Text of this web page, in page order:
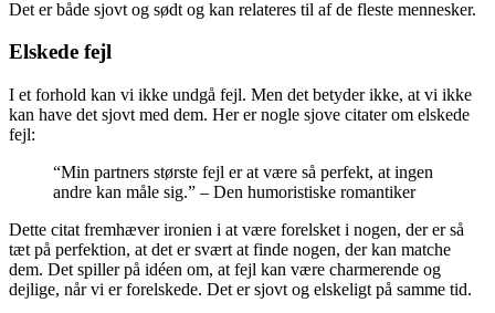
Det er både sjovt og sødt og kan relateres til af de fleste mennesker.
Elskede fejl
I et forhold kan vi ikke undgå fejl. Men det betyder ikke, at vi ikke
kan have det sjovt med dem. Her er nogle sjove citater om elskede
fejl:
“Min partners største fejl er at være så perfekt, at ingen
andre kan måle sig.” – Den humoristiske romantiker
Dette citat fremhæver ironien i at være forelsket i nogen, der er så
tæt på perfektion, at det er svært at finde nogen, der kan matche
dem. Det spiller på idéen om, at fejl kan være charmerende og
dejlige, når vi er forelskede. Det er sjovt og elskeligt på samme tid.